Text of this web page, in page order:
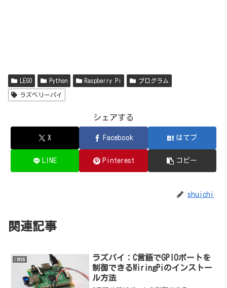
LEGO Python Raspberry Pi プログラム
ラズベリーパイ
シェアする
X Facebook はてブ
LINE Pinterest コピー
shuichi
関連記事
C言語
ラズパイ：C言語でGPIOポートを
制御できるWiringPiのインストー
ル方法